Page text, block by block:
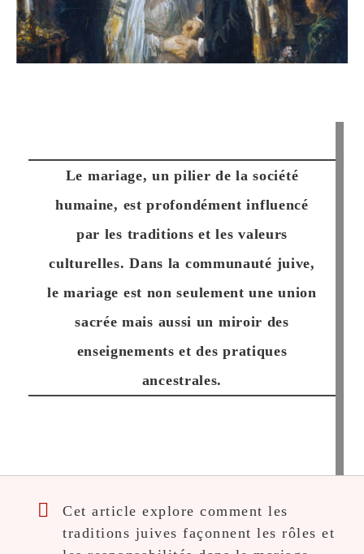
Le mariage, un pilier de la société
humaine, est profondément influencé
par les traditions et les valeurs
culturelles. Dans la communauté juive,
le mariage est non seulement une union
sacrée mais aussi un miroir des
enseignements et des pratiques
ancestrales.
Cet article explore comment les
traditions juives façonnent les rôles et